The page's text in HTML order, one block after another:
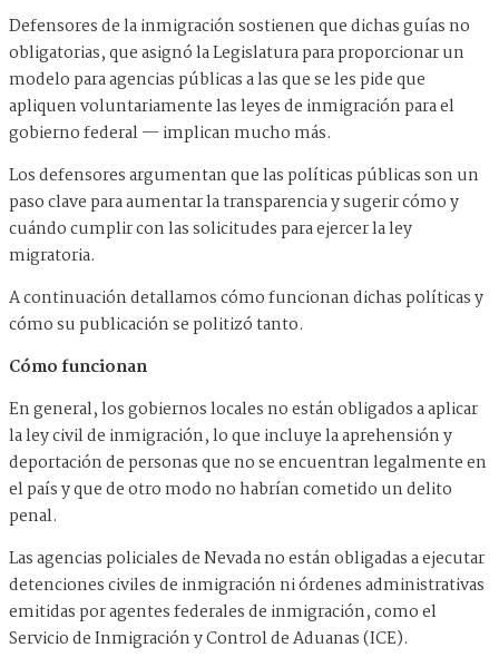
Defensores de la inmigración sostienen que dichas guías no
obligatorias, que asignó la Legislatura para proporcionar un
modelo para agencias públicas a las que se les pide que
apliquen voluntariamente las leyes de inmigración para el
gobierno federal — implican mucho más.
Los defensores argumentan que las políticas públicas son un
paso clave para aumentar la transparencia y sugerir cómo y
cuándo cumplir con las solicitudes para ejercer la ley
migratoria.
A continuación detallamos cómo funcionan dichas políticas y
cómo su publicación se politizó tanto.
Cómo funcionan
En general, los gobiernos locales no están obligados a aplicar
la ley civil de inmigración, lo que incluye la aprehensión y
deportación de personas que no se encuentran legalmente en
el país y que de otro modo no habrían cometido un delito
penal.
Las agencias policiales de Nevada no están obligadas a ejecutar
detenciones civiles de inmigración ni órdenes administrativas
emitidas por agentes federales de inmigración, como el
Servicio de Inmigración y Control de Aduanas (ICE).